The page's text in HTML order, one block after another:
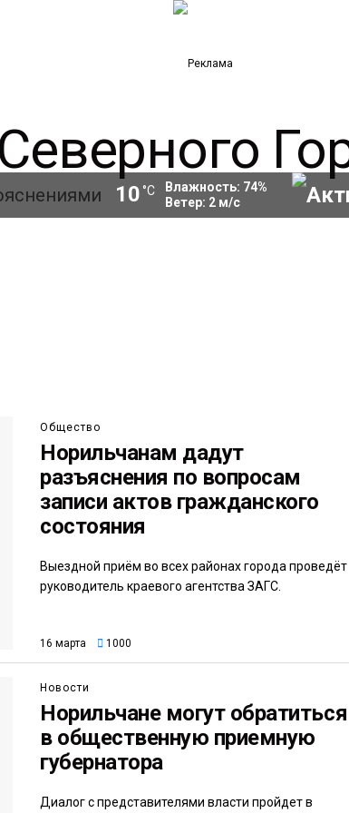
10 °C Влажность: 74%
Ветер: 2м/с
Общество
Норильчанам дадут
разъяснения по вопросам
записи актов гражданского
состояния
Выездной приём во всех районах города проведёт
руководитель краевого агентства ЗАГС.
16 марта 1000
Новости
Норильчане могут обратиться
в общественную приемную
губернатора
Диалог с представителями власти пройдет в